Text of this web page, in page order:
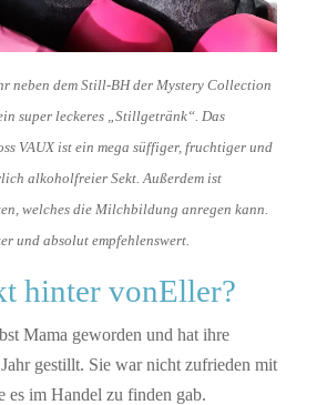
neben dem Still-BH der Mystery Collection
super leckeres „Stillgetränk“. Das
VAUX ist ein mega süffiger, fruchtiger und
alkoholfreier Sekt. Außerdem ist
welches die Milchbildung anregen kann.
und absolut empfehlenswert.
hinter vonEller?
Mama geworden und hat ihre
gestillt. Sie war nicht zufrieden mit
es im Handel zu finden gab.